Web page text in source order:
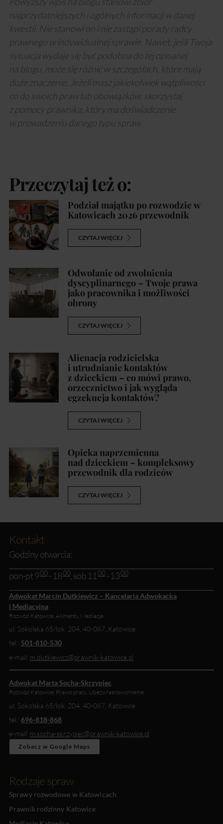
najprzydatniejszych i ogólnych informacji w danej
kwestii. Nie stanowi on i nie zastąpi porady radcy
prawnego w indywidualnej sprawie. Nawet, jeśli Twoja
sytuacja wydaje się być podobna do tej opisanej
na blogu, może się różnić w szczegółach, które mają
duże znaczenie. Jeżeli masz jakiekolwiek wątpliwości
co do swoich praw lub obowiązków, skorzystaj
z pomocy prawnika, który ma doświadczenie
w prowadzeniu danego typu spraw.
Przeczytaj też o:
Podział majątku po rozwodzie w
Katowicach 2026 przewodnik
CZYTAJ WIĘCEJ
Odwołanie od zwolnienia
dyscyplinarnego – Twoje prawa
jako pracownika i możliwości
obrony
CZYTAJ WIĘCEJ
Alienacja rodzicielska
i utrudnianie kontaktów
z dzieckiem – co mówi prawo,
orzecznictwo i jak wygląda
egzekucja kontaktów?
CZYTAJ WIĘCEJ
Opieka naprzemienna
nad dzieckiem – kompleksowy
przewodnik dla rodziców
CZYTAJ WIĘCEJ
Kontakt
Godziny otwarcia:
pon-pt 900- 1800, sob 1100- 1300
Adwokat Marcin Dutkiewicz – Kancelaria Adwokacka
i Mediacyjna
Rozwód Katowice, Alimenty, Mediacje
ul. Sokolska 65/lok. 204 40-087 Katowice
tel.: 501-810-530
e-mail: m.dutkiewicz@prawnik-katowice.pl
Adwokat Marta Socha-Skrzypiec
Rozwód Katowice, Prawo pracy, Ubezwłasnowolnienie
ul. Sokolska 65/lok. 204 40-087 Katowice
tel.: 696-818-868
e-mail: m.socha-skrzypiec@prawnik-katowice.pl
Zobacz w Google Maps
Rodzaje spraw
Sprawy rozwodowe w Katowicach
Prawnik rodzinny Katowice